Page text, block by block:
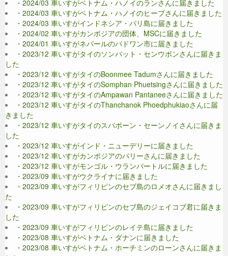
・2024/03 車いすがベトナム・ハノイのランさんに届きました
・2024/03 車いすがベトナム・ハノイのヒープさんに届きました
・2024/03 車いすがインドネシア・バリ島に届きました
・2024/02 車いすがカンボジアの団体、MSCに届きました
・2024/01 車いすがネパールのバドワン市に届きました
・2023/12 車いすがタイのソンバット・センウボンさんに届きま
した
・2023/12 車いすがタイのBoonmee Tadumさんに届きました
・2023/12 車いすがタイのSomphan Phuetsingさんに届きました
・2023/12 車いすがタイのAmpawan Pantaneeさんに届きました
・2023/12 車いすがタイのThanchanok Phoedphukiaoさんに届
きました
・2023/12 車いすがタイのスパポーン・セーンノイさんに届きま
した
・2023/12 車いすがインド・ニューデリーに届きました
・2023/12 車いすがカンボジアのパリーさんに届きました
・2023/12 車いすがモンゴル・ウランバートルに届きました
・2023/09 車いすがウクライナに届きました
・2023/09 車いすがフィリピンのセブ島のロメオさんに届きまし
た
・2023/09 車いすがフィリピンのセブ島のジェイコブ君に届きま
した
・2023/09 車いすがフィリピンのレイテ島に届きました
・2023/08 車いすがベトナム・ダナンに届きました
・2023/08 車いすがベトナム・ホーチミンのローンさんに届きま